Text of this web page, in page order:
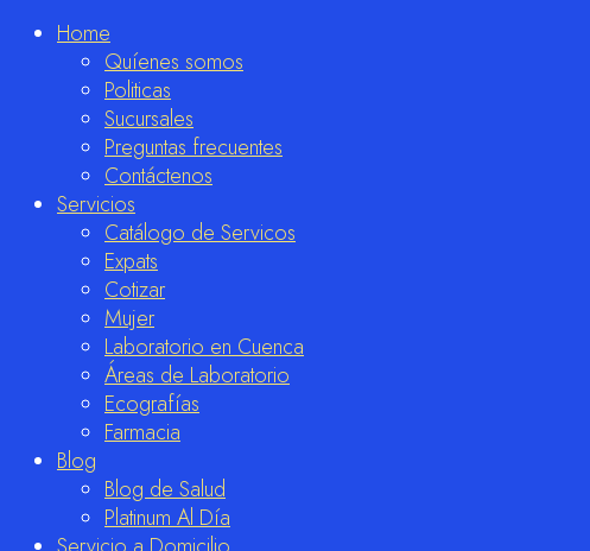
Home
Quíenes somos
Politicas
Sucursales
Preguntas frecuentes
Contáctenos
Servicios
Catálogo de Servicos
Expats
Cotizar
Mujer
Laboratorio en Cuenca
Áreas de Laboratorio
Ecografías
Farmacia
Blog
Blog de Salud
Platinum Al Día